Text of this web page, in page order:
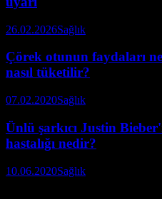
26.02.2026Sağlık
Çörek otunun faydaları
nasıl tüketilir?
07.02.2020Sağlık
Ünlü şarkıcı Justin
hastalığı nedir?
10.06.2020Sağlık